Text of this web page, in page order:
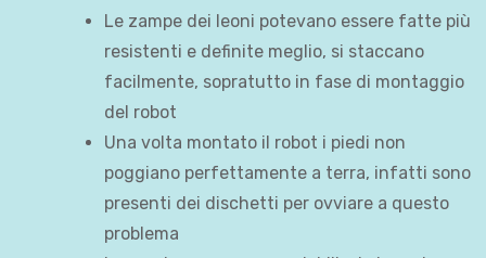
Le zampe dei leoni potevano essere fatte più
resistenti e definite meglio, si staccano
facilmente, sopratutto in fase di montaggio
del robot
Una volta montato il robot i piedi non
poggiano perfettamente a terra, infatti sono
presenti dei dischetti per ovviare a questo
problema